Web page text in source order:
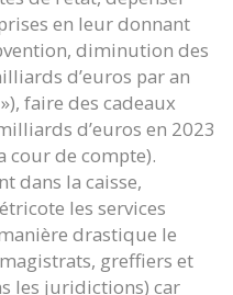
en leur donnant
diminution des
d’euros par an
faire des cadeaux
d’euros en 2023
cour de compte).
dans la caisse,
les services
drastique le
greffiers et
les juridictions) car